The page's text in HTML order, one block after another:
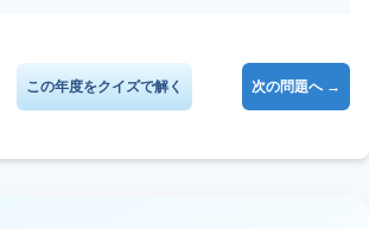
この年度をクイズで解く 次の問題へ →